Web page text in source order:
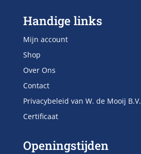
Handige links
Mijn account
Shop
Over Ons
Contact
Privacybeleid van W. de Mooij B.V.
Certificaat
Openingstijden